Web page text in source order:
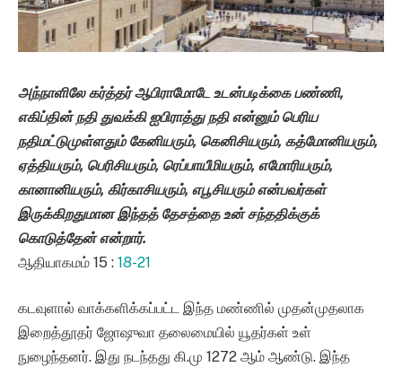
அந்நாளிலே கர்த்தர் ஆபிராமோடே உடன்படிக்கை பண்ணி,
எகிப்தின் நதி துவக்கி ஐபிராத்து நதி என்னும் பெரிய
நதிமட்டுமுள்ளதும் கேனியரும், கெனிசியரும், கத்மோனியரும்,
ஏத்தியரும், பெரிசியரும், ரெப்பாயீமியரும், எமோரியரும்,
கானானியரும், கிர்காசியரும், எபூசியரும் என்பவர்கள்
இருக்கிறதுமான இந்தத் தேசத்தை உன் சந்ததிக்குக்
கொடுத்தேன் என்றார்.
ஆதியாகமம் 15 : 18-21
கடவுளால் வாக்களிக்கப்பட்ட இந்த மண்ணில் முதன்முதலாக
இறைத்தூதர் ஜோஷுவா தலைமையில் யூதர்கள் உள்
நுழைந்தனர். இது நடந்தது கி.மு 1272 ஆம் ஆண்டு. இந்த